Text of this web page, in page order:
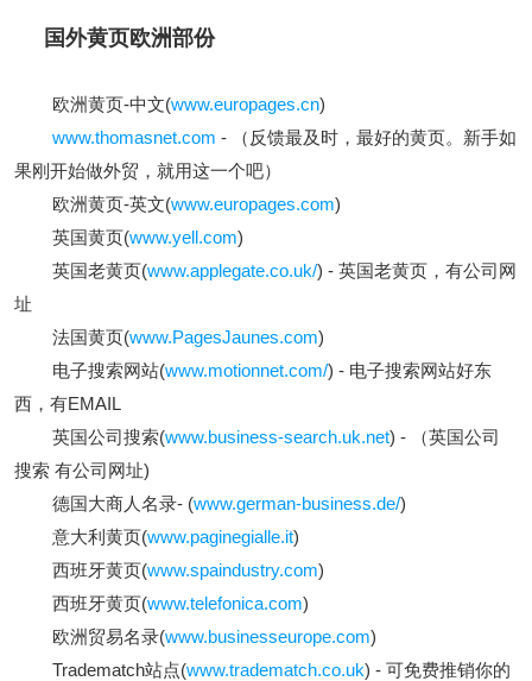
国外黄页欧洲部份
欧洲黄页-中文(www.europages.cn)
www.thomasnet.com - （反馈最及时，最好的黄页。新手如
果刚开始做外贸，就用这一个吧）
欧洲黄页-英文(www.europages.com)
英国黄页(www.yell.com)
英国老黄页(www.applegate.co.uk/) - 英国老黄页，有公司网
址
法国黄页(www.PagesJaunes.com)
电子搜索网站(www.motionnet.com/) - 电子搜索网站好东
西，有EMAIL
英国公司搜索(www.business-search.uk.net) - （英国公司
搜索 有公司网址)
德国大商人名录- (www.german-business.de/)
意大利黄页(www.paginegialle.it)
西班牙黄页(www.spaindustry.com)
西班牙黄页(www.telefonica.com)
欧洲贸易名录(www.businesseurope.com)
Tradematch站点(www.tradematch.co.uk) - 可免费推销你的